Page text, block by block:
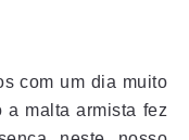
com um dia muito
a malta armista fez